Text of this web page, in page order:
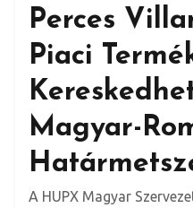
Perces
Piaci
Magyar-
A HUPX Magyar